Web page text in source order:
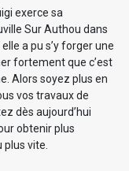
exerce sa
Sur Authou dans
a pu s’y forger une
fortement que c’est
Alors soyez plus en
vos travaux de
dès aujourd’hui
obtenir plus
vite.